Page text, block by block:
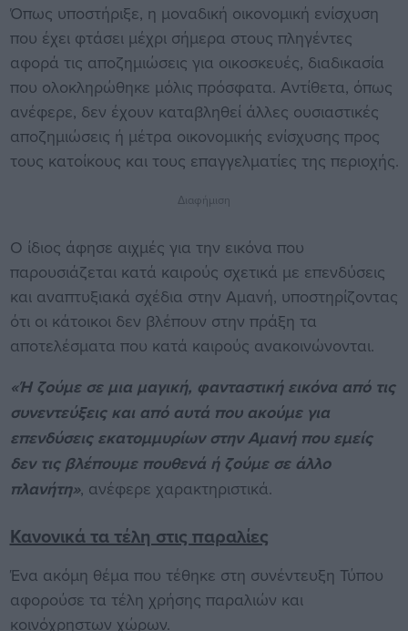
Όπως υποστήριξε, η μοναδική οικονομική ενίσχυση
που έχει φτάσει μέχρι σήμερα στους πληγέντες
αφορά τις αποζημιώσεις για οικοσκευές, διαδικασία
που ολοκληρώθηκε μόλις πρόσφατα. Αντίθετα, όπως
ανέφερε, δεν έχουν καταβληθεί άλλες ουσιαστικές
αποζημιώσεις ή μέτρα οικονομικής ενίσχυσης προς
τους κατοίκους και τους επαγγελματίες της περιοχής.
Διαφήμιση
Ο ίδιος άφησε αιχμές για την εικόνα που
παρουσιάζεται κατά καιρούς σχετικά με επενδύσεις
και αναπτυξιακά σχέδια στην Αμανή, υποστηρίζοντας
ότι οι κάτοικοι δεν βλέπουν στην πράξη τα
αποτελέσματα που κατά καιρούς ανακοινώνονται.
«Ή ζούμε σε μια μαγική, φανταστική εικόνα από τις
συνεντεύξεις και από αυτά που ακούμε για
επενδύσεις εκατομμυρίων στην Αμανή που εμείς
δεν τις βλέπουμε πουθενά ή ζούμε σε άλλο
πλανήτη», ανέφερε χαρακτηριστικά.
Κανονικά τα τέλη στις παραλίες
Ένα ακόμη θέμα που τέθηκε στη συνέντευξη Τύπου
αφορούσε τα τέλη χρήσης παραλιών και
κοινόχρηστων χώρων.